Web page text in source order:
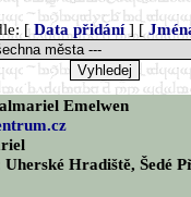
[ Data přidání] [
Emelwen
Uherské Hradiště, Šedé